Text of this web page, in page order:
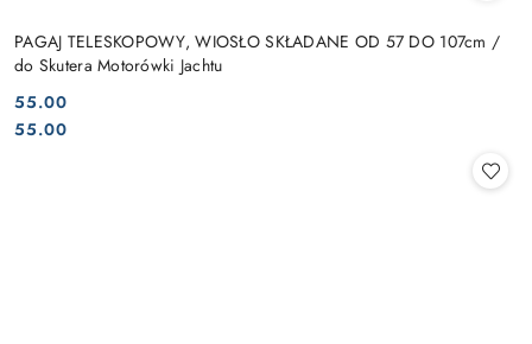
PAGAJ TELESKOPOWY, WIOSŁO SKŁADANE OD 57 DO 107cm /
do Skutera Motorówki Jachtu
Cena:
55.00
Cena:
55.00